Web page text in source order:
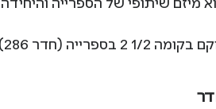
מיזם שיתופי של הספרייה
בספרייה (חדר 286).